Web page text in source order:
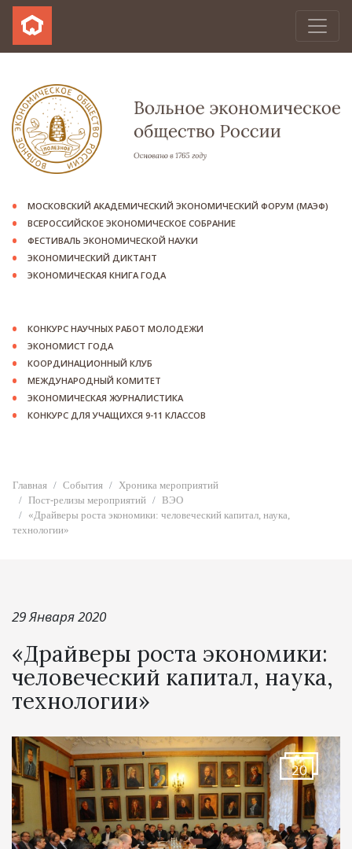
МОСКОВСКИЙ АКАДЕМИЧЕСКИЙ ЭКОНОМИЧЕСКИЙ ФОРУМ (МАЭФ)
ВСЕРОССИЙСКОЕ ЭКОНОМИЧЕСКОЕ СОБРАНИЕ
ФЕСТИВАЛЬ ЭКОНОМИЧЕСКОЙ НАУКИ
ЭКОНОМИЧЕСКИЙ ДИКТАНТ
ЭКОНОМИЧЕСКАЯ КНИГА ГОДА
КОНКУРС НАУЧНЫХ РАБОТ МОЛОДЕЖИ
ЭКОНОМИСТ ГОДА
КООРДИНАЦИОННЫЙ КЛУБ
МЕЖДУНАРОДНЫЙ КОМИТЕТ
ЭКОНОМИЧЕСКАЯ ЖУРНАЛИСТИКА
КОНКУРС ДЛЯ УЧАЩИХСЯ 9-11 КЛАССОВ
Главная События
Хроника мероприятий
Пост-релизы мероприятий
ВЭО
«Драйверы роста экономики: человеческий капитал, наука,
технологии»
29 Января 2020
«Драйверы роста экономики:
человеческий капитал, наука,
технологии»
20